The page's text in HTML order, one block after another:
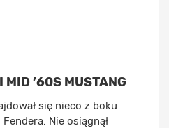
’60S MUSTANG
się nieco z boku
Nie osiągnął